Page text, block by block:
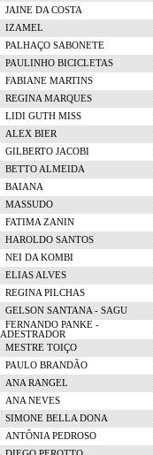
JAINE DA COSTA
IZAMEL
PALHAÇO SABONETE
PAULINHO BICICLETAS
FABIANE MARTINS
REGINA MARQUES
LIDI GUTH MISS
ALEX BIER
GILBERTO JACOBI
BETTO ALMEIDA
BAIANA
MASSUDO
FATIMA ZANIN
HAROLDO SANTOS
NEI DA KOMBI
ELIAS ALVES
REGINA PILCHAS
GELSON SANTANA - SAGU
FERNANDO PANKE -
ADESTRADOR
MESTRE TOIÇO
PAULO BRANDÃO
ANA RANGEL
ANA NEVES
SIMONE BELLA DONA
ANTÔNIA PEDROSO